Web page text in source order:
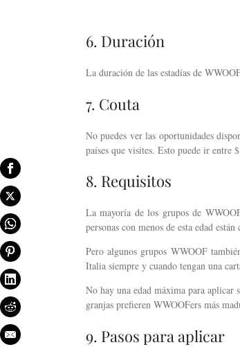
6. Duración
La duración de las estadías de
7. Couta
No puedes ver las oportunidades
países que visites. Esto puede ir
8. Requisitos
La mayoría de los grupos de
personas con menos de esta edad
Pero algunos grupos WWOOF
Italia siempre y cuando tengan una
No hay una edad máxima para aplicar
granjas prefieren WWOOFers más
9. Pasos para aplicar